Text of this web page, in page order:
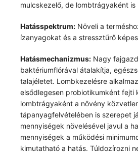
mulcskezelő, de lombtrágyaként is
Hatásspektrum: Növeli a
ízanyagokat és a stressztűrő
Hatásmechanizmus: Nagy
baktériumflórával átalakítja,
talajéletet. Lombkezelésre
elsődlegesen probiotikumként fejti
lombtrágyaként a növény
tápanyagfelvételében is szerepet
mennyiségek növelésével javul a
mennyiségek a működési
kimutatható a hatás. Túldozírozni